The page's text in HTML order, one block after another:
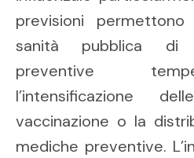
previsioni
sanità pubblica di
preventive
l’intensificazione
vaccinazione o la
mediche preventive.